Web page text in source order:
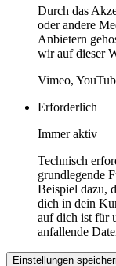
Durch das
oder andere
Anbietern
wir auf dieser
Vimeo,
Erforderlich
Immer aktiv
Technisch
grundlegende
Beispiel dazu,
dich in dein
auf dich ist für
anfallende
Einstellungen